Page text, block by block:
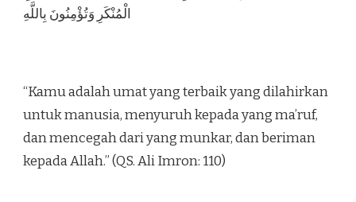
الْمُنْكَرِ وَتُؤْمِنُونَ بِاللَّهِ
“Kamu adalah umat yang terbaik yang dilahirkan
untuk manusia, menyuruh kepada yang ma’ruf,
dan mencegah dari yang munkar, dan beriman
kepada Allah.” (QS. Ali Imron: 110)